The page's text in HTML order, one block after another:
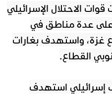
الاحتلال الإسرائيلي
عدة مناطق في
واستهدف بغارات
القطاع.
قصف إسرائيلي استهدف